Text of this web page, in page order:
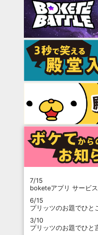
7/15
boketeアプリ サービ
6/15
プリッツのお題でひと
3/10
プリッツのお題でひと